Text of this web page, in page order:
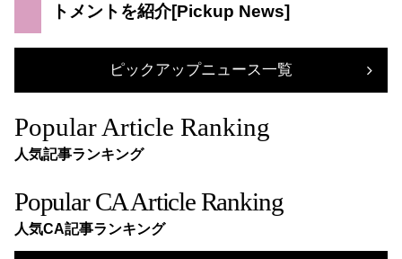
トメントを紹介
ピックアップニュース一覧
Popular Article Ranking
人気記事ランキング
Popular CA Article Ranking
人気CA記事ランキング